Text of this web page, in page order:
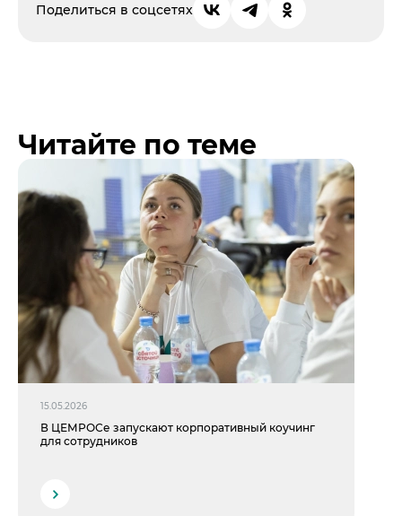
Поделиться в соцсетях
Читайте по теме
15.05.2026
В ЦЕМРОСе запускают корпоративный коучинг
для сотрудников